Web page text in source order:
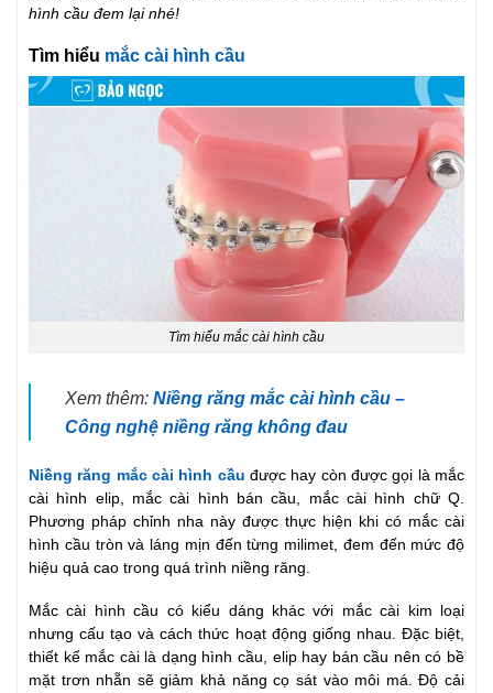
hình cầu đem lại nhé!
Tìm hiểu mắc cài hình cầu
Tìm hiểu mắc cài hình cầu
Xem thêm: Niềng răng mắc cài hình cầu –
Công nghệ niềng răng không đau
Niềng răng mắc cài hình cầu được hay còn được gọi là mắc
cài hình elip, mắc cài hình bán cầu, mắc cài hình chữ Q.
Phương pháp chỉnh nha này được thực hiện khi có mắc cài
hình cầu tròn và láng mịn đến từng milimet, đem đến mức độ
hiệu quả cao trong quá trình niềng răng.
Mắc cài hình cầu có kiểu dáng khác với mắc cài kim loại
nhưng cấu tạo và cách thức hoạt động giống nhau. Đặc biệt,
thiết kế mắc cài là dạng hình cầu, elip hay bán cầu nên có bề
mặt trơn nhẵn sẽ giảm khả năng cọ sát vào môi má. Độ cải